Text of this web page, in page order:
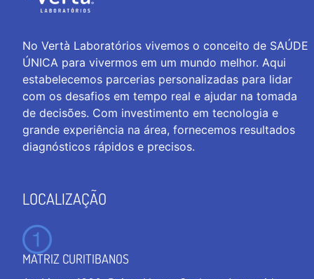
No Vertà Laboratórios vivemos o conceito de SAÚDE
ÚNICA para vivermos em um mundo melhor. Aqui
estabelecemos parcerias personalizadas para lidar
com os desafios em tempo real e ajudar na tomada
de decisões. Com investimento em tecnologia e
grande experiência na área, fornecemos resultados
diagnósticos rápidos e precisos.
LOCALIZAÇÃO
MATRIZ CURITIBANOS